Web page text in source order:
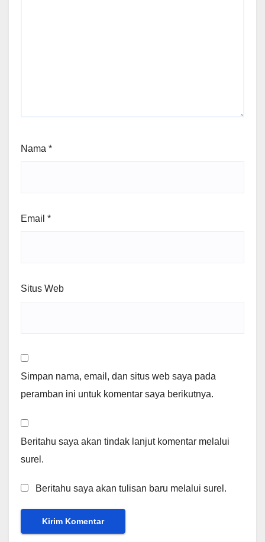
Nama *
Email *
Situs Web
Simpan nama, email, dan situs web saya pada
peramban ini untuk komentar saya berikutnya.
Beritahu saya akan tindak lanjut komentar melalui
surel.
Beritahu saya akan tulisan baru melalui surel.